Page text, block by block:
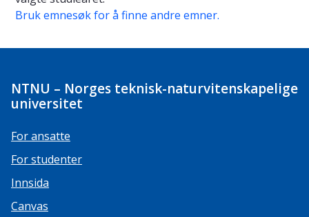
Bruk emnesøk for å finne andre emner.
NTNU – Norges teknisk-naturvitenskapelige
universitet
For ansatte
For studenter
Innsida
Canvas